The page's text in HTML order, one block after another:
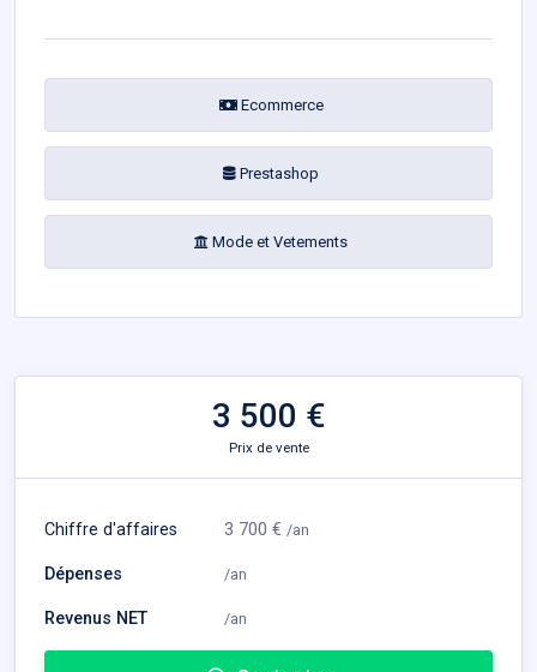
Ecommerce
Prestashop
Mode et Vetements
3 500 €
Prix de vente
Chiffre d'affaires 3 700 € /an
Dépenses /an
Revenus NET /an